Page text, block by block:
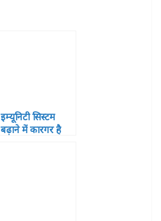
इम्यूनिटी सिस्टम
बढ़ाने में कारगर है